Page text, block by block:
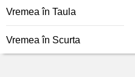
Vremea în Taula
Vremea în Scurta